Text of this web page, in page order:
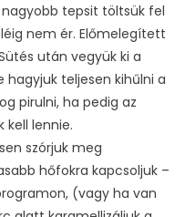
nagyobb tepsit töltsük fel
nem ér. Előmelegített
után vegyük ki a
teljesen kihűlni a
pirulni, ha pedig az
kell lennie.
szórjuk meg
hőfokra kapcsoljuk –
(vagy ha van